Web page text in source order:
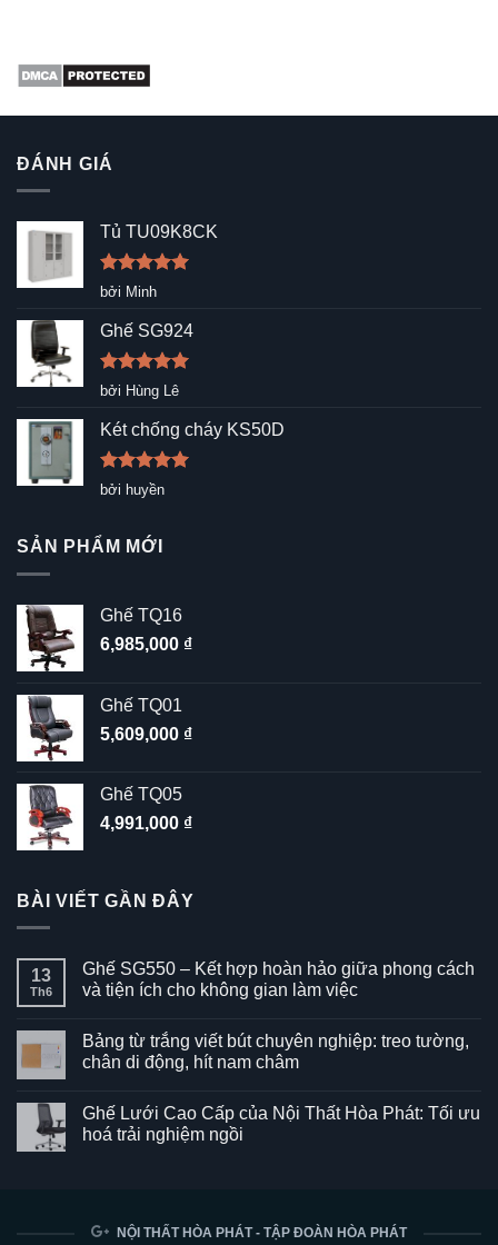
ĐÁNH GIÁ
Tủ TU09K8CK
Được xếp
sao
bởi Minh
Ghế SG924
Được xếp
5
sao
bởi Hùng Lê
Két chống cháy KS50D
Được xếp
hạng5
bởi huyền
SẢN PHẨM MỚI
Ghế TQ16
6,985,000 ₫
Ghế TQ01
5,609,000 ₫
Ghế TQ05
4,991,000 ₫
BÀI VIẾT GẦN ĐÂY
13
Th6
Ghế SG550 – Kết hợp hoàn hảo giữa phong cách
và tiện ích cho không gian làm việc
bình
luận
ở
–
Kết
hợp
và
Bảng từ trắng viết bút chuyên nghiệp: treo tường,
chân di động, hít nam châm
bình
luận
ở
chuyên
Ghế Lưới Cao Cấp của Nội Thất Hòa Phát: Tối ưu
hoá trải nghiệm ngồi
Ghế
NỘI THẤT HÒA PHÁT - TẬP ĐOÀN HÒA PHÁT